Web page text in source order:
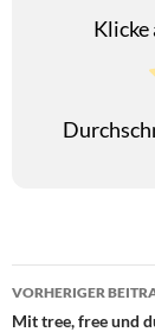
Klicke
VORHERIGER
Mit tree, free und